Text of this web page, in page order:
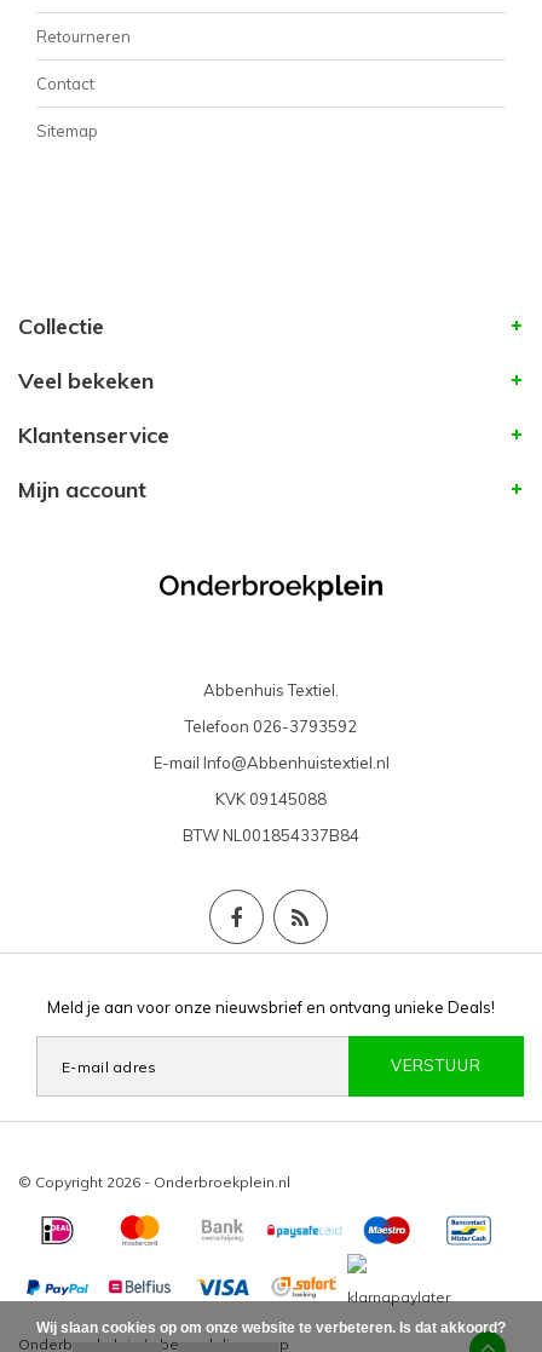
Retourneren
Contact
Sitemap
Collectie
Veel bekeken
Klantenservice
Mijn account
Abbenhuis Textiel.
Telefoon 026-3793592
E-mail Info@Abbenhuistextiel.nl
KVK 09145088
BTWNL001854337B84
Meld je aan voor onze nieuwsbrief en ontvang unieke Deals!
VERSTUUR
© Copyright 2026 - Onderbroekplein.nl
Onderbroekplein / beoordelingen op
Wij slaan cookies op om onze website te verbeteren. Is dat akkoord?